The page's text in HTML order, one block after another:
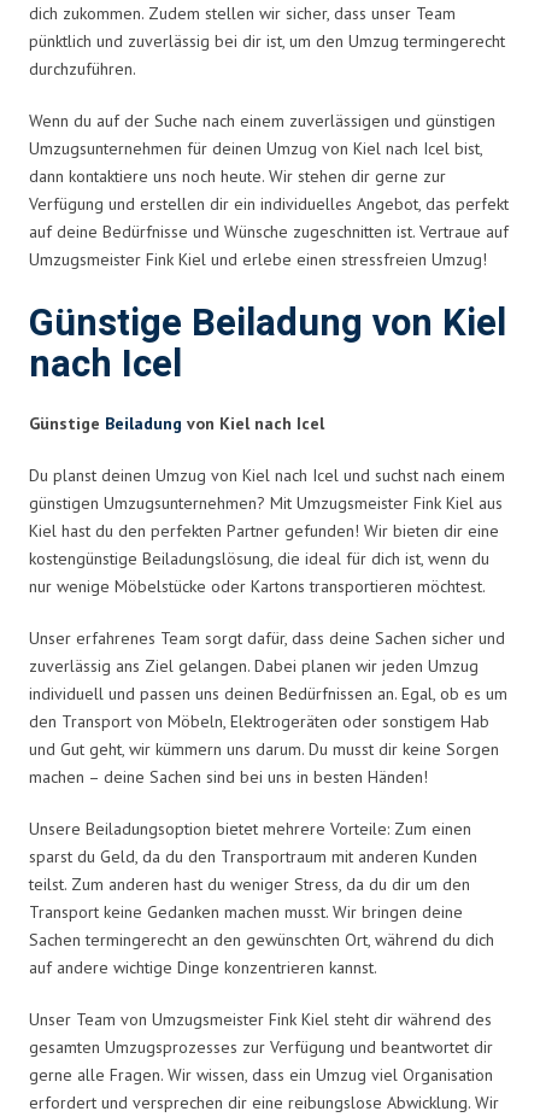
dich zukommen. Zudem stellen wir sicher, dass unser Team
pünktlich und zuverlässig bei dir ist, um den Umzug termingerecht
durchzuführen.
Wenn du auf der Suche nach einem zuverlässigen und günstigen
Umzugsunternehmen für deinen Umzug von Kiel nach Icel bist,
dann kontaktiere uns noch heute. Wir stehen dir gerne zur
Verfügung und erstellen dir ein individuelles Angebot, das perfekt
auf deine Bedürfnisse und Wünsche zugeschnitten ist. Vertraue auf
Umzugsmeister Fink Kiel und erlebe einen stressfreien Umzug!
Günstige Beiladung von Kiel
nach Icel
Günstige Beiladung von Kiel nach Icel
Du planst deinen Umzug von Kiel nach Icel und suchst nach einem
günstigen Umzugsunternehmen? Mit Umzugsmeister Fink Kiel aus
Kiel hast du den perfekten Partner gefunden! Wir bieten dir eine
kostengünstige Beiladungslösung, die ideal für dich ist, wenn du
nur wenige Möbelstücke oder Kartons transportieren möchtest.
Unser erfahrenes Team sorgt dafür, dass deine Sachen sicher und
zuverlässig ans Ziel gelangen. Dabei planen wir jeden Umzug
individuell und passen uns deinen Bedürfnissen an. Egal, ob es um
den Transport von Möbeln, Elektrogeräten oder sonstigem Hab
und Gut geht, wir kümmern uns darum. Du musst dir keine Sorgen
machen – deine Sachen sind bei uns in besten Händen!
Unsere Beiladungsoption bietet mehrere Vorteile: Zum einen
sparst du Geld, da du den Transportraum mit anderen Kunden
teilst. Zum anderen hast du weniger Stress, da du dir um den
Transport keine Gedanken machen musst. Wir bringen deine
Sachen termingerecht an den gewünschten Ort, während du dich
auf andere wichtige Dinge konzentrieren kannst.
Unser Team von Umzugsmeister Fink Kiel steht dir während des
gesamten Umzugsprozesses zur Verfügung und beantwortet dir
gerne alle Fragen. Wir wissen, dass ein Umzug viel Organisation
erfordert und versprechen dir eine reibungslose Abwicklung. Wir